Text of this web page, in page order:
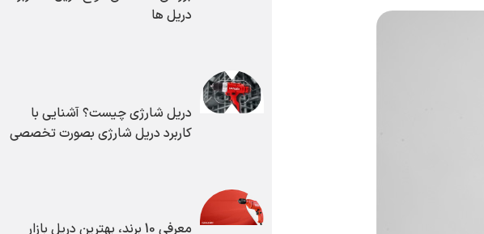
دریل ها
دریل شارژی چیست؟ آشنایی با
کاربرد دریل شارژی بصورت تخصصی
معرفی 10 برند، بهترین دریل بازار